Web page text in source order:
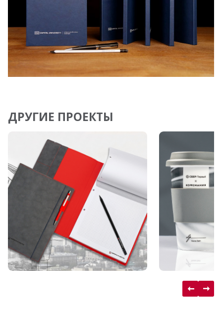
ДРУГИЕ ПРОЕКТЫ